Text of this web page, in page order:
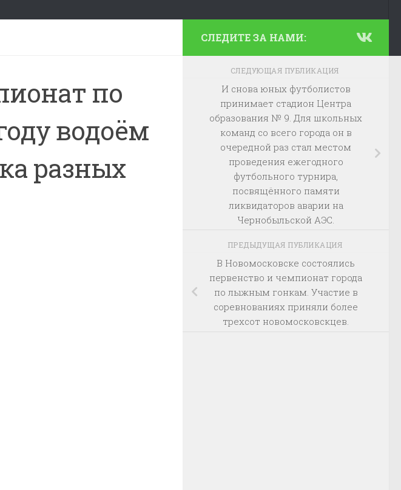
по
водоём
разных
СЛЕДИТЕ ЗА НАМИ:
СЛЕДУЮЩАЯ ПУБЛИКАЦИЯ
И снова юных футболистов
принимает стадион Центра
образования № 9. Для школьных
команд со всего города он в
очередной раз стал местом
проведения ежегодного
футбольного турнира,
посвящённого памяти
ликвидаторов аварии на
Чернобыльской АЭС.
ПРЕДЫДУЩАЯ ПУБЛИКАЦИЯ
В Новомосковске состоялись
первенство и чемпионат города
по лыжным гонкам. Участие в
соревнованиях приняли более
трехсот новомосковскцев.